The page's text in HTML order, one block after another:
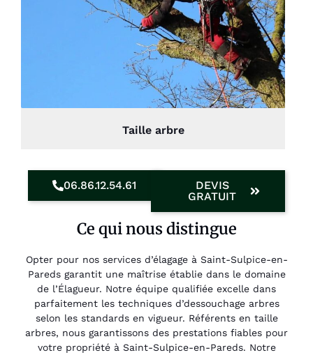
Taille arbre
06.86.12.54.61
DEVIS
GRATUIT
Ce qui nous distingue
Opter pour nos services d’élagage à Saint-Sulpice-en-
Pareds garantit une maîtrise établie dans le domaine
de l’Élagueur. Notre équipe qualifiée excelle dans
parfaitement les techniques d’dessouchage arbres
selon les standards en vigueur. Référents en taille
arbres, nous garantissons des prestations fiables pour
votre propriété à Saint-Sulpice-en-Pareds. Notre